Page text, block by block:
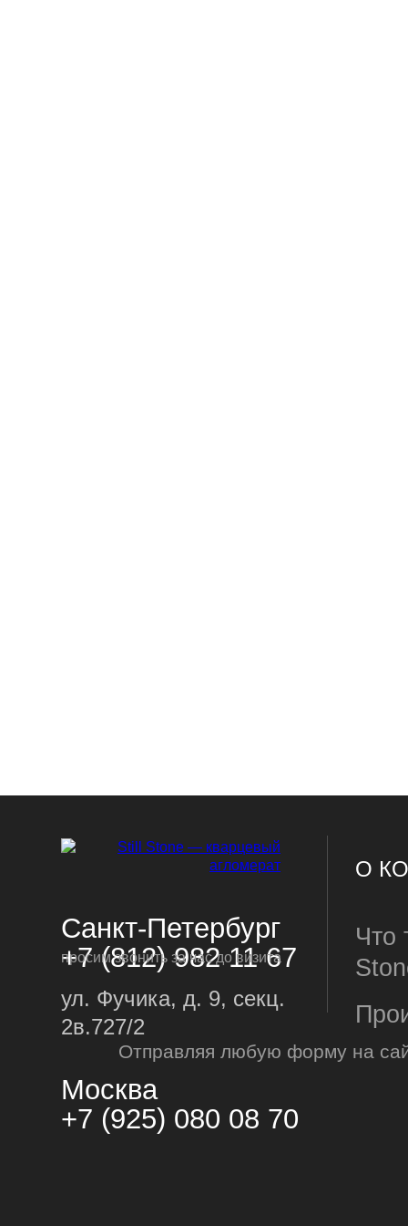
просим звонить за час до визита
Санкт-Петербург
+7 (812) 982 11 67
ул. Фучика, д. 9, секц.
2в.727/2
Москва
+7 (925) 080 08 70
О
Что
Отправляя любую форму на